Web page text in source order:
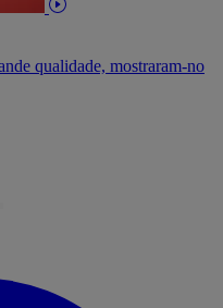
qualidade, mostraram-no